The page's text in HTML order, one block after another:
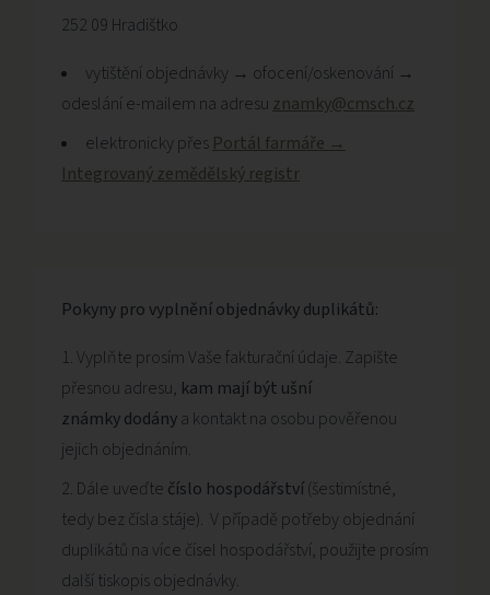
252 09 Hradištko
vytištění objednávky → ofocení/oskenování →
odeslání e-mailem na adresu znamky@cmsch.cz
elektronicky přes Portál farmáře →
Integrovaný zemědělský registr
Pokyny pro vyplnění objednávky duplikátů:
Vyplňte prosím Vaše fakturační údaje. Zapište
přesnou adresu, kam mají být ušní
známky dodánya kontakt na osobu pověřenou
jejich objednáním.
Dále uveďte číslo hospodářství(šestimístné,
tedy bez čísla stáje). V případě potřeby objednání
duplikátů na více čísel hospodářství, použijte prosím
další tiskopis objednávky.